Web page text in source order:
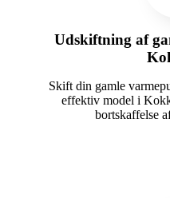
Udskiftning af
Skift din gamle
effektiv model i
bortskaffelse